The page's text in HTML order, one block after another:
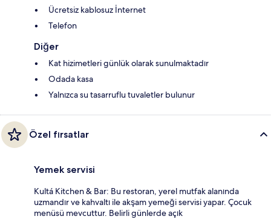
Ücretsiz kablosuz İnternet
Telefon
Diğer
Kat hizimetleri günlük olarak sunulmaktadır
Odada kasa
Yalnızca su tasarruflu tuvaletler bulunur
Özel fırsatlar
Yemek servisi
Kultá Kitchen & Bar: Bu restoran, yerel mutfak alanında
uzmandır ve kahvaltı ile akşam yemeği servisi yapar. Çocuk
menüsü mevcuttur. Belirli günlerde açık